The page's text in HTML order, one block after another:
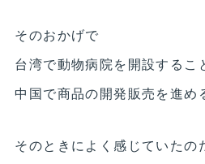
そのおかげで
台湾で動物病院を開設するこ
中国で商品の開発販売を進め
そのときによく感じていたの